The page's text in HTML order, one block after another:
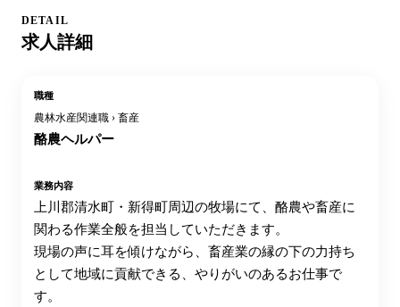
DETAIL
求人詳細
職種
農林水産関連職 › 畜産
酪農ヘルパー
業務内容
上川郡清水町・新得町周辺の牧場にて、酪農や畜産に
関わる作業全般を担当していただきます。
現場の声に耳を傾けながら、畜産業の縁の下の力持ち
として地域に貢献できる、やりがいのあるお仕事で
す。